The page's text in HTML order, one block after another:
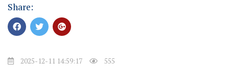
Share:
2025-12-11 14:59:17 555